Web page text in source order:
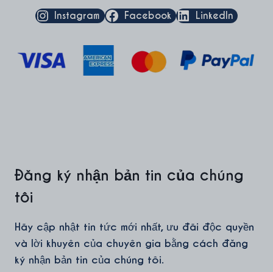
Instagram Facebook LinkedIn
Đăng ký nhận bản tin của chúng
tôi
Hãy cập nhật tin tức mới nhất, ưu đãi độc quyền
và lời khuyên của chuyên gia bằng cách đăng
ký nhận bản tin của chúng tôi.